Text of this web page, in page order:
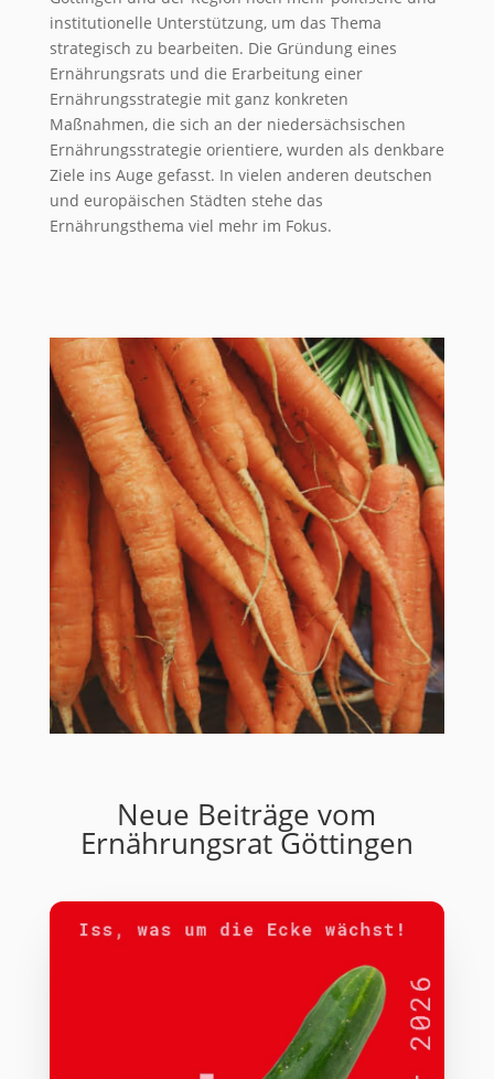
institutionelle Unterstützung, um das Thema
strategisch zu bearbeiten. Die Gründung eines
Ernährungsrats und die Erarbeitung einer
Ernährungsstrategie mit ganz konkreten
Maßnahmen, die sich an der niedersächsischen
Ernährungsstrategie orientiere, wurden als denkbare
Ziele ins Auge gefasst. In vielen anderen deutschen
und europäischen Städten stehe das
Ernährungsthema viel mehr im Fokus.
Neue Beiträge vom
Ernährungsrat Göttingen